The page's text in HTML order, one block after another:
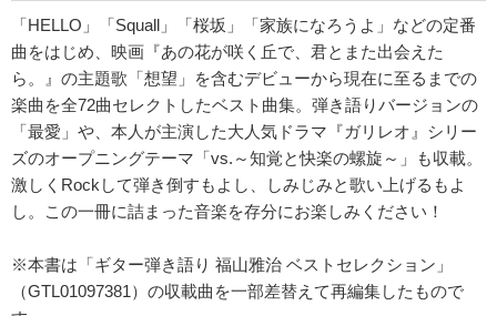
「HELLO」「Squall」「桜坂」「家族になろうよ」などの定番
曲をはじめ、映画『あの花が咲く丘で、君とまた出会えた
ら。』の主題歌「想望」を含むデビューから現在に至るまでの
楽曲を全72曲セレクトしたベスト曲集。弾き語りバージョンの
「最愛」や、本人が主演した大人気ドラマ『ガリレオ』シリー
ズのオープニングテーマ「vs.～知覚と快楽の螺旋～」も収載。
激しくRockして弾き倒すもよし、しみじみと歌い上げるもよ
し。この一冊に詰まった音楽を存分にお楽しみください！
※本書は「ギター弾き語り 福山雅治 ベストセレクション」
（GTL01097381）の収載曲を一部差替えて再編集したもので